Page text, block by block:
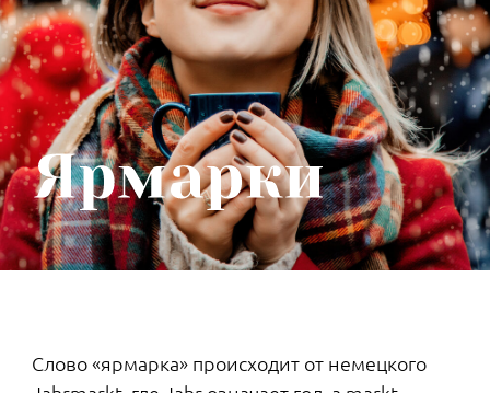
наступлением Реформации появился новый
обычай — подарки на Рождество. И
приобретать их стали на той самой зимней
ярмарке, превратившейся в праздник с
аппетитной выпечкой, иллюминацией и
красиво наряженным хвойным деревом.
К нам европейская елка пришла с